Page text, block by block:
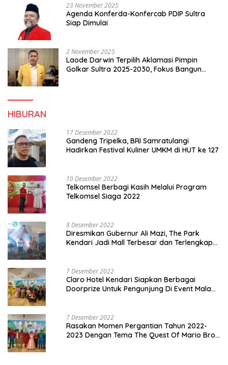
23 November 2025
Agenda Konferda-Konfercab PDIP Sultra
Siap Dimulai
2 November 2025
Laode Darwin Terpilih Aklamasi Pimpin
Golkar Sultra 2025-2030, Fokus Bangun
HIBURAN
17 Desember 2022
Gandeng Tripelka, BRI Samratulangi
Hadirkan Festival Kuliner UMKM di HUT ke 127
10 Desember 2022
Telkomsel Berbagi Kasih Melalui Program
Telkomsel Siaga 2022
8 Desember 2022
Diresmikan Gubernur Ali Mazi, The Park
Kendari Jadi Mall Terbesar dan Terlengkap
7 Desember 2022
Claro Hotel Kendari Siapkan Berbagai
Doorprize Untuk Pengunjung Di Event Malam
7 Desember 2022
Rasakan Momen Pergantian Tahun 2022-
2023 Dengan Tema The Quest Of Mario Bros